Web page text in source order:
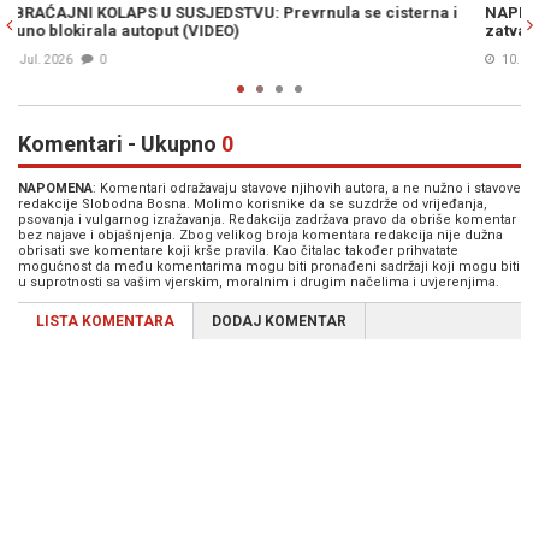
i
NAPETO NA RELACIJI ZAGREB-PODGORICA: Hrvatska koči
zatvaranje Poglavlja 14 Crnoj Gori
10. Jul. 2026
Komentari - Ukupno 0
NAPOMENA: Komentari odražavaju stavove njihovih autora, a ne nužno i stavove
redakcije Slobodna Bosna. Molimo korisnike da se suzdrže od vrijeđanja,
psovanja i vulgarnog izražavanja. Redakcija zadržava pravo da obriše komentar
bez najave i objašnjenja. Zbog velikog broja komentara redakcija nije dužna
obrisati sve komentare koji krše pravila. Kao čitalac također prihvatate
mogućnost da među komentarima mogu biti pronađeni sadržaji koji mogu biti
u suprotnosti sa vašim vjerskim, moralnim i drugim načelima i uvjerenjima.
LISTA KOMENTARA DODAJ KOMENTAR